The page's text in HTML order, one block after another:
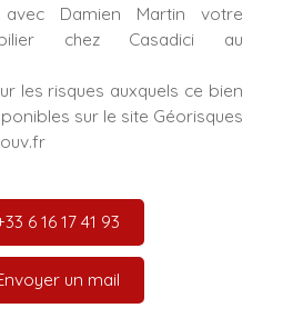
Damien Martin votre
chez Casadici au
les risques auxquels ce bien
sur le site Géorisques
6 16 17 41 93
un mail